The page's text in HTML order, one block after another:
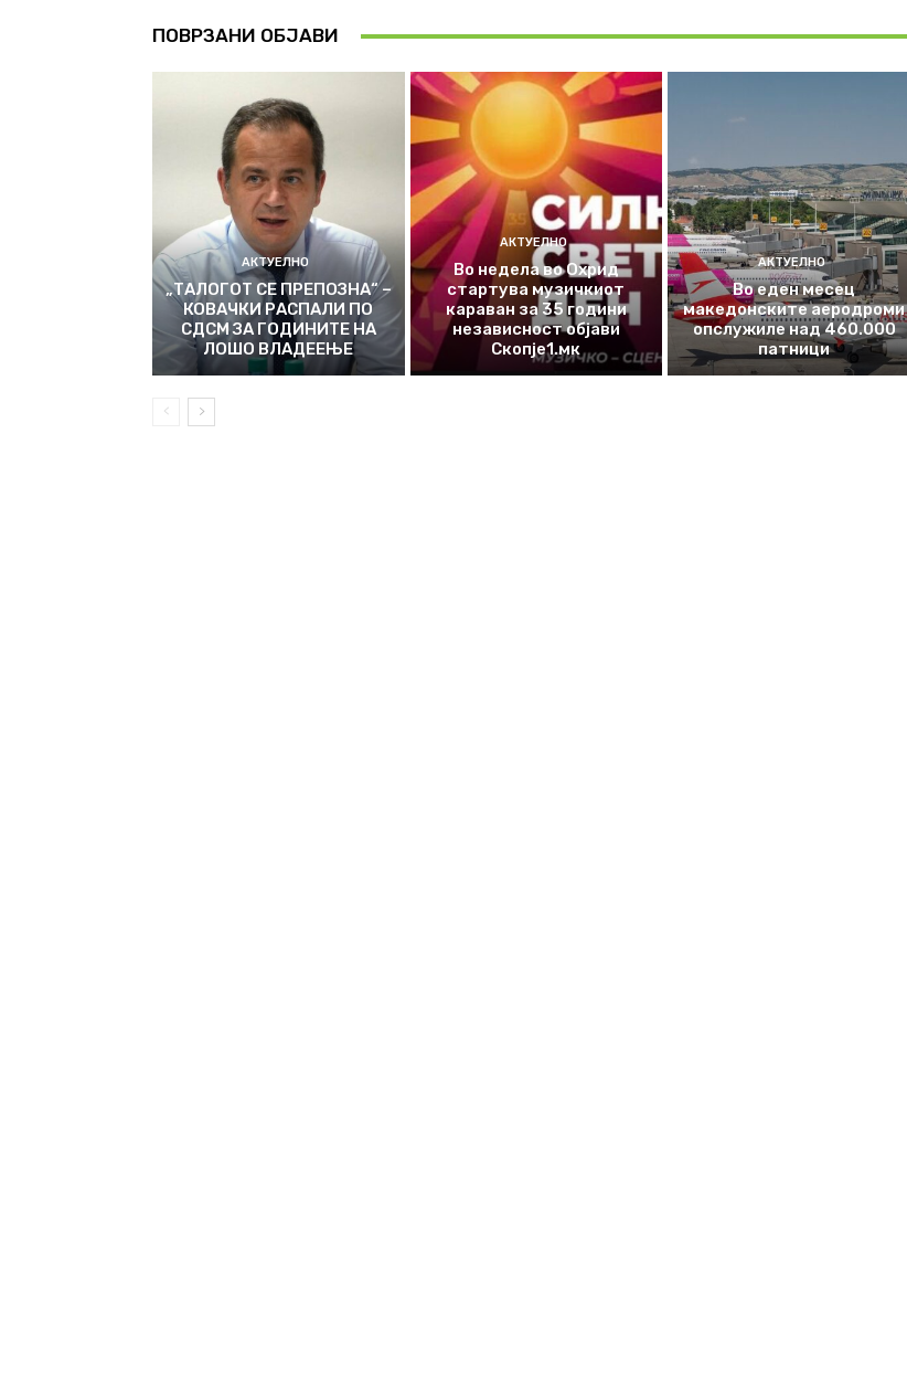
ПОВРЗАНИ ОБЈАВИ
АКТУЕЛНО
„ТАЛОГОТ СЕ ПРЕПОЗНА“ –
КОВАЧКИ РАСПАЛИ ПО
СДСМ ЗА ГОДИНИТЕ НА
ЛОШО ВЛАДЕЕЊЕ
АКТУЕЛНО
Во недела во Охрид
стартува музичкиот
караван за 35 години
независност објави
Скопје1.мк
АКТУЕЛНО
Во еден месец
македонските аеродроми
опслужиле над 460.000
патници